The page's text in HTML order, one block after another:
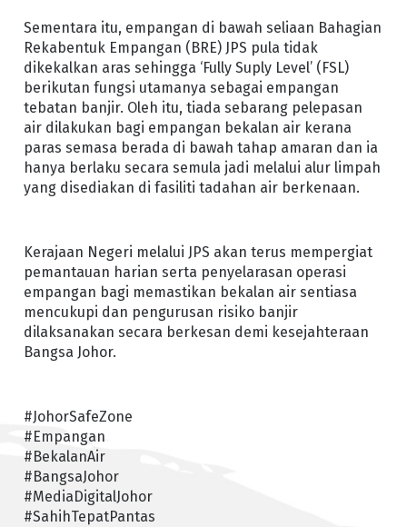
Sementara itu, empangan di bawah seliaan Bahagian
Rekabentuk Empangan (BRE) JPS pula tidak
dikekalkan aras sehingga ‘Fully Suply Level’ (FSL)
berikutan fungsi utamanya sebagai empangan
tebatan banjir. Oleh itu, tiada sebarang pelepasan
air dilakukan bagi empangan bekalan air kerana
paras semasa berada di bawah tahap amaran dan ia
hanya berlaku secara semula jadi melalui alur limpah
yang disediakan di fasiliti tadahan air berkenaan.
Kerajaan Negeri melalui JPS akan terus mempergiat
pemantauan harian serta penyelarasan operasi
empangan bagi memastikan bekalan air sentiasa
mencukupi dan pengurusan risiko banjir
dilaksanakan secara berkesan demi kesejahteraan
Bangsa Johor.
#JohorSafeZone
#Empangan
#BekalanAir
#BangsaJohor
#MediaDigitalJohor
#SahihTepatPantas